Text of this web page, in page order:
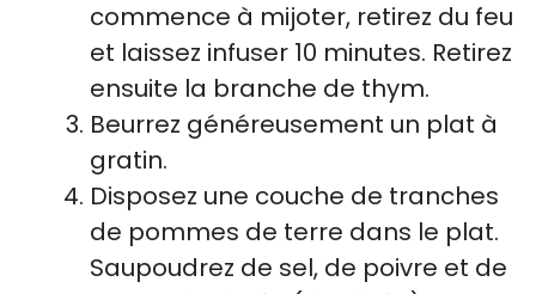
commence à mijoter, retirez du feu
et laissez infuser 10 minutes. Retirez
ensuite la branche de thym.
Beurrez généreusement un plat à
gratin.
Disposez une couche de tranches
de pommes de terre dans le plat.
Saupoudrez de sel, de poivre et de